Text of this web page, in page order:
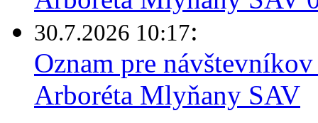
30.7.2026 10:17:
Oznam pre
Arboréta Mlyňany SAV